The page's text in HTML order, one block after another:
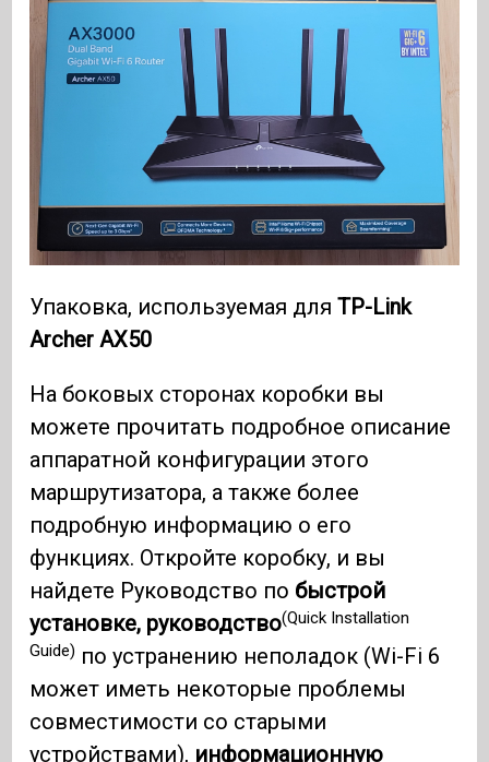
Упаковка, используемая дляTP-Link
Archer AX50
На боковых сторонах коробки вы
можете прочитать подробное описание
аппаратной конфигурации этого
маршрутизатора, а также более
подробную информацию о его
функциях. Откройте коробку, и вы
найдете Руководство по быстрой
установке, руководство(Quick Installation
Guide) по устранению неполадок (Wi-Fi 6
может иметь некоторые проблемы
совместимости со старыми
устройствами), информационную